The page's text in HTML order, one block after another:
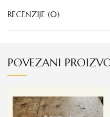
RECENZIJE (0)
POVEZANI